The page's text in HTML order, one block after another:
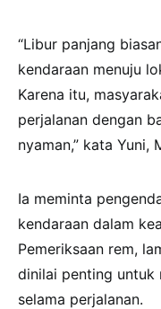
“Libur panjang
kendaraan menuju
Karena itu,
perjalanan dengan
nyaman,” kata Yuni,
Ia meminta
kendaraan dalam
Pemeriksaan rem,
dinilai penting untuk
selama perjalanan.